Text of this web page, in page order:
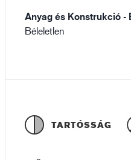
Anyag és Konstrukció -
Béleletlen
TARTÓSSÁG